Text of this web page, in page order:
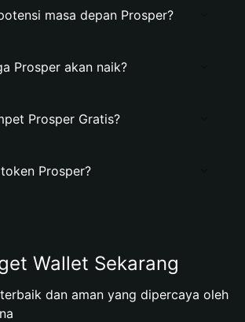
masa depan Prosper?
Prosper akan naik?
Prosper Gratis?
Prosper?
Wallet Sekarang
dan aman yang dipercaya oleh